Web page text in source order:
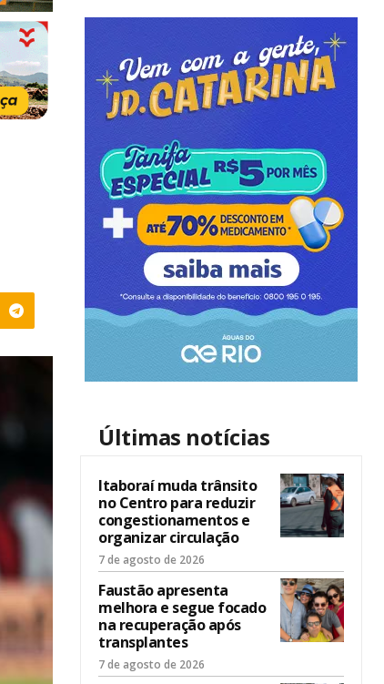
Últimas notícias
Itaboraí muda trânsito
no Centro para reduzir
congestionamentos e
organizar circulação
7 de agosto de 2026
Faustão apresenta
melhora e segue focado
na recuperação após
transplantes
7 de agosto de 2026